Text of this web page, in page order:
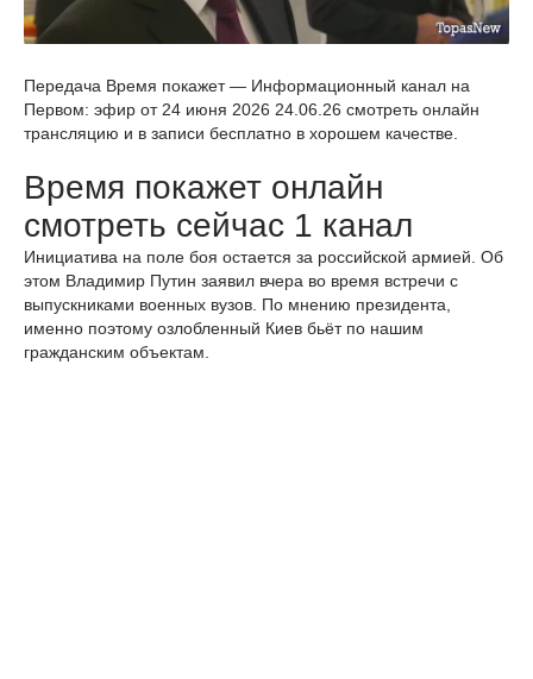
Передача Время покажет — Информационный канал на
Первом: эфир от 24 июня 2026 24.06.26 смотреть онлайн
трансляцию и в записи бесплатно в хорошем качестве.
Время покажет онлайн
смотреть сейчас 1 канал
Инициатива на поле боя остается за российской армией. Об
этом Владимир Путин заявил вчера во время встречи с
выпускниками военных вузов. По мнению президента,
именно поэтому озлобленный Киев бьёт по нашим
гражданским объектам.